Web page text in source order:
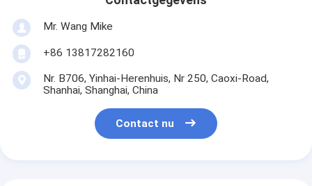
Mr. Wang Mike
+86 13817282160
Nr. B706, Yinhai-Herenhuis, Nr 250, Caoxi-Road,
Shanhai, Shanghai, China
Contact nu